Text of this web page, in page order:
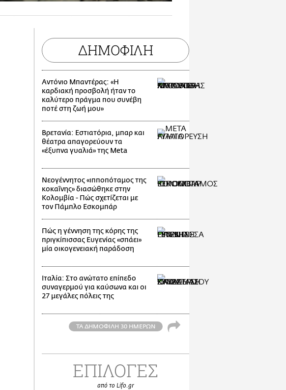
ΔΗΜΟΦΙΛΗ
Αντόνιο Μπαντέρας: «Η
καρδιακή προσβολή ήταν το
καλύτερο πράγμα που συνέβη
ποτέ στη ζωή μου»
Βρετανία: Εστιατόρια, μπαρ και
θέατρα απαγορεύουν τα
«έξυπνα γυαλιά» της Meta
Νεογέννητος «ιπποπόταμος της
κοκαΐνης» διασώθηκε στην
Κολομβία - Πώς σχετίζεται με
τον Πάμπλο Εσκομπάρ
Πώς η γέννηση της κόρης της
πριγκίπισσας Ευγενίας «σπάει»
μία οικογενειακή παράδοση
Ιταλία: Στο ανώτατο επίπεδο
συναγερμού για καύσωνα και οι
27 μεγάλες πόλεις της
ΤΑ ΔΗΜΟΦΙΛΗ 30 ΗΜΕΡΩΝ
ΕΠΙΛΟΓΕΣ
από το Lifo.gr